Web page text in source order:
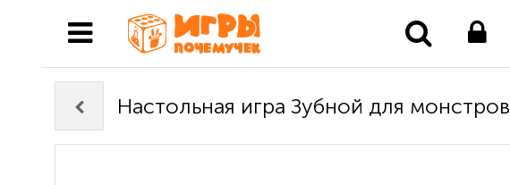
Настольная игра Зубной для монстров